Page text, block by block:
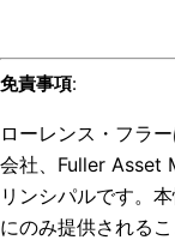
免責事項:
ローレンス・フラ
会社、Fuller Asset
リンシパルです。
にのみ提供される